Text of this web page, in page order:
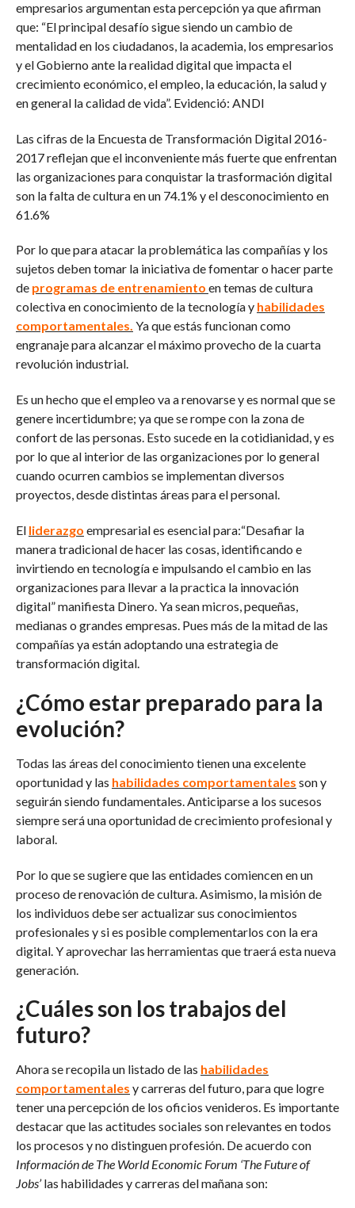
empresarios argumentan esta percepción ya que afirman
que: “El principal desafío sigue siendo un cambio de
mentalidad en los ciudadanos, la academia, los empresarios
y el Gobierno ante la realidad digital que impacta el
crecimiento económico, el empleo, la educación, la salud y
en general la calidad de vida”. Evidenció: ANDI
Las cifras de la Encuesta de Transformación Digital 2016-
2017 reflejan que el inconveniente más fuerte que enfrentan
las organizaciones para conquistar la trasformación digital
son la falta de cultura en un 74.1% y el desconocimiento en
61.6%
Por lo que para atacar la problemática las compañías y los
sujetos deben tomar la iniciativa de fomentar o hacer parte
de programas de entrenamiento en temas de cultura
colectiva en conocimiento de la tecnología y habilidades
comportamentales. Ya que estás funcionan como
engranaje para alcanzar el máximo provecho de la cuarta
revolución industrial.
Es un hecho que el empleo va a renovarse y es normal que se
genere incertidumbre; ya que se rompe con la zona de
confort de las personas. Esto sucede en la cotidianidad, y es
por lo que al interior de las organizaciones por lo general
cuando ocurren cambios se implementan diversos
proyectos, desde distintas áreas para el personal.
El liderazgo empresarial es esencial para:“Desafiar la
manera tradicional de hacer las cosas, identificando e
invirtiendo en tecnología e impulsando el cambio en las
organizaciones para llevar a la practica la innovación
digital” manifiesta Dinero. Ya sean micros, pequeñas,
medianas o grandes empresas. Pues más de la mitad de las
compañías ya están adoptando una estrategia de
transformación digital.
¿Cómo estar preparado para la
evolución?
Todas las áreas del conocimiento tienen una excelente
oportunidad y las habilidades comportamentales son y
seguirán siendo fundamentales. Anticiparse a los sucesos
siempre será una oportunidad de crecimiento profesional y
laboral.
Por lo que se sugiere que las entidades comiencen en un
proceso de renovación de cultura. Asimismo, la misión de
los individuos debe ser actualizar sus conocimientos
profesionales y si es posible complementarlos con la era
digital. Y aprovechar las herramientas que traerá esta nueva
generación.
¿Cuáles son los trabajos del
futuro?
Ahora se recopila un listado de las habilidades
comportamentales y carreras del futuro, para que logre
tener una percepción de los oficios venideros. Es importante
destacar que las actitudes sociales son relevantes en todos
los procesos y no distinguen profesión. De acuerdo con
Información de The World Economic Forum ‘The Future of
Jobs’las habilidades y carreras del mañana son: